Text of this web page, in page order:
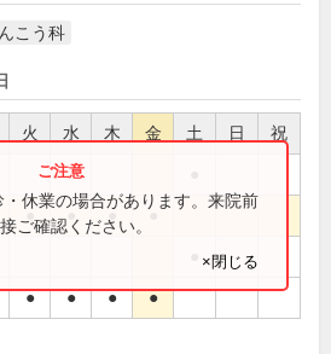
こう科
火 水 木 金 土 日 祝
● ● ● ●
● ● ● ●
休業の場合があります。来院前
ご確認ください。
×閉じる